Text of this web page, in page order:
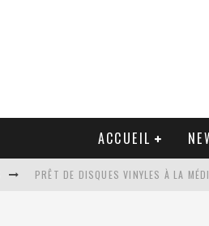
ACCUEIL
PRÊT DE DISQUES VINYLES À LA